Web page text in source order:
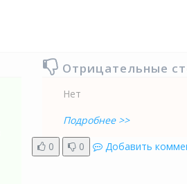
Отрицательные
Нет
Подробнее >>
0
0 Добавить